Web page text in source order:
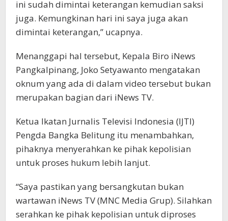
ini sudah dimintai keterangan kemudian saksi
juga. Kemungkinan hari ini saya juga akan
dimintai keterangan,” ucapnya.
Menanggapi hal tersebut, Kepala Biro iNews
Pangkalpinang, Joko Setyawanto mengatakan
oknum yang ada di dalam video tersebut bukan
merupakan bagian dari iNews TV.
Ketua Ikatan Jurnalis Televisi Indonesia (IJTI)
Pengda Bangka Belitung itu menambahkan,
pihaknya menyerahkan ke pihak kepolisian
untuk proses hukum lebih lanjut.
“Saya pastikan yang bersangkutan bukan
wartawan iNews TV (MNC Media Grup). Silahkan
serahkan ke pihak kepolisian untuk diproses